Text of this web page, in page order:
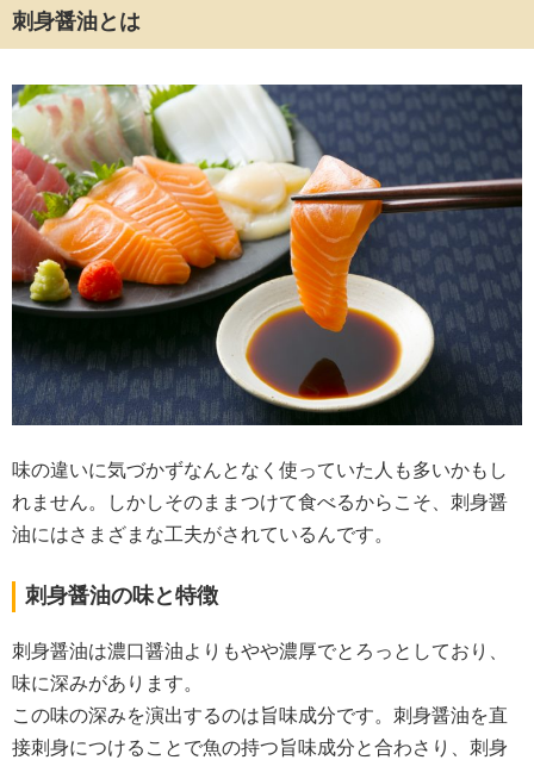
刺身醤油とは
味の違いに気づかずなんとなく使っていた人も多いかもし
れません。しかしそのままつけて食べるからこそ、刺身醤
油にはさまざまな工夫がされているんです。
刺身醤油の味と特徴
刺身醤油は濃口醤油よりもやや濃厚でとろっとしており、
味に深みがあります。
この味の深みを演出するのは旨味成分です。刺身醤油を直
接刺身につけることで魚の持つ旨味成分と合わさり、刺身